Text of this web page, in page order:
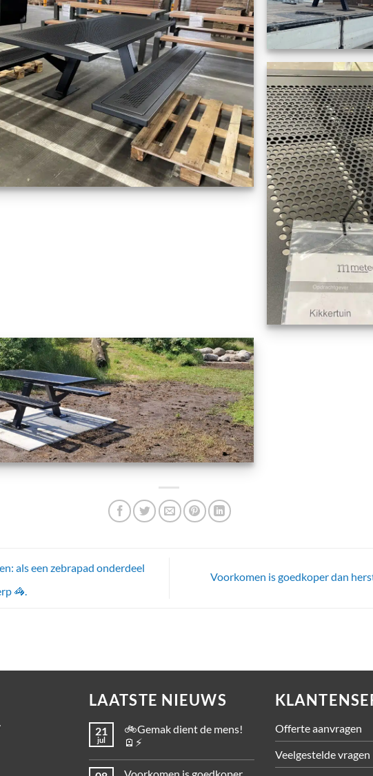
als een zebrapad onderdeel
🦓.
Voorkomen is goedkoper dan
LAATSTE NIEUWS
21
jul
🚲Gemak dient de mens!
🪫⚡
Voorkomen is goedkoper
Offerte aanvragen
Veelgestelde vragen